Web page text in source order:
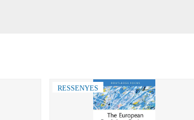
RESSENYES